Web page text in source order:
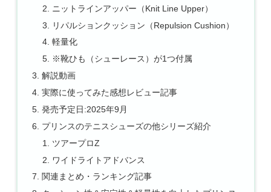
ニットラインアッパー（Knit Line Upper）
リパルションクッション（Repulsion Cushion）
軽量化
※靴ひも（シューレース）が1つ付属
解説動画
実際に使ってみた感想レビュー記事
発売予定日:2025年9月
プリンスのテニスシューズの他シリーズ紹介
ツアープロZ
ワイドライトアドバンス
関連まとめ・ランキング記事